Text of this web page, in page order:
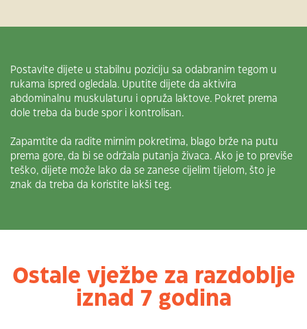
Postavite dijete u stabilnu poziciju sa odabranim tegom u
rukama ispred ogledala. Uputite dijete da aktivira
abdominalnu muskulaturu i opruža laktove. Pokret prema
dole treba da bude spor i kontrolisan.
Zapamtite da radite mirnim pokretima, blago brže na putu
prema gore, da bi se održala putanja živaca. Ako je to previše
teško, dijete može lako da se zanese cijelim tijelom, što je
znak da treba da koristite lakši teg.
Ostale vježbe za razdoblje
iznad 7 godina